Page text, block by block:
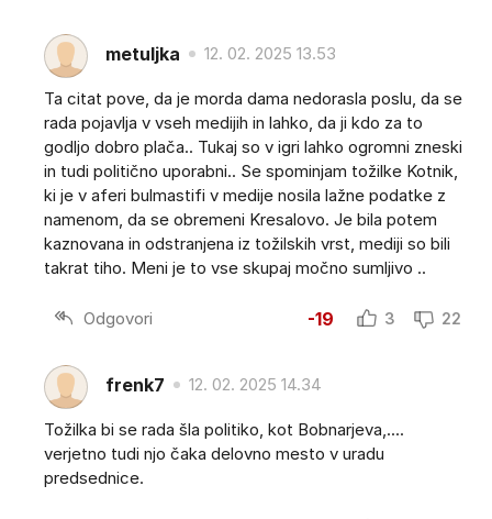
metuljka 12. 02. 2025 13.53
Ta citat pove, da je morda dama nedorasla poslu, da se
rada pojavlja v vseh medijih in lahko, da ji kdo za to
godljo dobro plača.. Tukaj so v igri lahko ogromni zneski
in tudi politično uporabni.. Se spominjam tožilke Kotnik,
ki je v aferi bulmastifi v medije nosila lažne podatke z
namenom, da se obremeni Kresalovo. Je bila potem
kaznovana in odstranjena iz tožilskih vrst, mediji so bili
takrat tiho. Meni je to vse skupaj močno sumljivo ..
Odgovori -19 3 22
frenk7 12. 02. 2025 14.34
Tožilka bi se rada šla politiko, kot Bobnarjeva,....
verjetno tudi njo čaka delovno mesto v uradu
predsednice.